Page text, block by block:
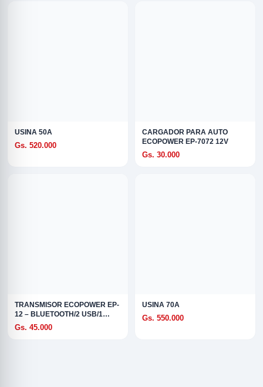
USINA 50A
Gs. 520.000
CARGADOR PARA AUTO
ECOPOWER EP-7072 12V
Gs. 30.000
TRANSMISOR ECOPOWER EP-
12 – BLUETOOTH/2 USB/1
USB-C
Gs. 45.000
USINA 70A
Gs. 550.000